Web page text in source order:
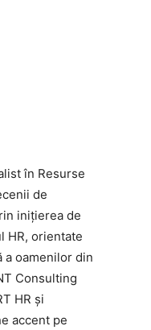
în Resurse
de
inițierea de
HR, orientate
a oamenilor din
Consulting
HR și
accent pe